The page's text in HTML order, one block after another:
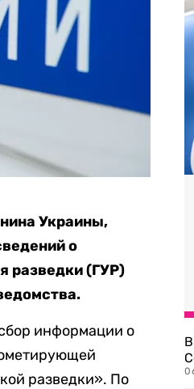
Украины,
о
разведки (ГУР)
информации о
разведки». По